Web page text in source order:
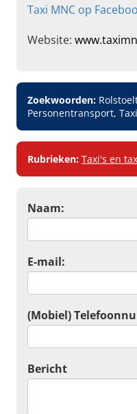
Taxi MNC op
Website:
Zoekwoorden:
Personentransport,
Rubrieken: Taxi's en
Naam:
E-mail:
(Mobiel)
Bericht